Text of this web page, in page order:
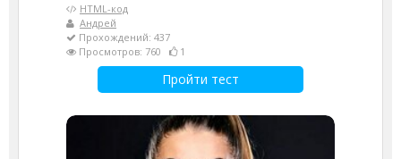
HTML-код
Андрей
Прохождений: 437
Просмотров: 760
1
Пройти тест